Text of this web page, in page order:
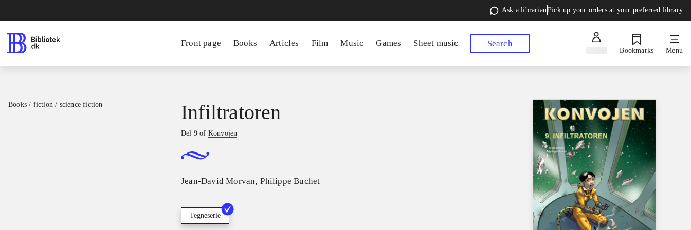
Ask a librarianPick up your orders at your preferred library
Front page Books Articles Film Music Games Sheet music Search
Bookmarks Menu
Books / fiction / science fiction Infiltratoren
Del 9 of Konvojen
Jean-David Morvan,Philippe Buchet
Tegneserie